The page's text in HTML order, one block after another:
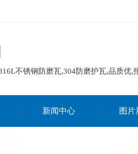
不锈钢防磨瓦,304防磨护瓦,品质优,
新闻中心 图片